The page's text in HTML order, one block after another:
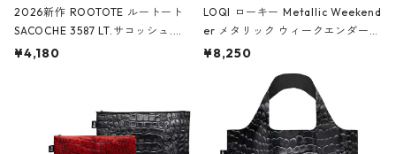
2026新作 ROOTOTE ルートート
SACOCHE 3587 LT.サコッシュ.ル
ミエ-B ショルダーバッグ グロスピ
¥4,180
LOQI ローキー Metallic Weekend
er メタリック ウィークエンダー
ボストンバッグ ショルダーバッグ
Black ジャン=ミッシェル・バスキ
ア/クラウン ブラック
¥8,250